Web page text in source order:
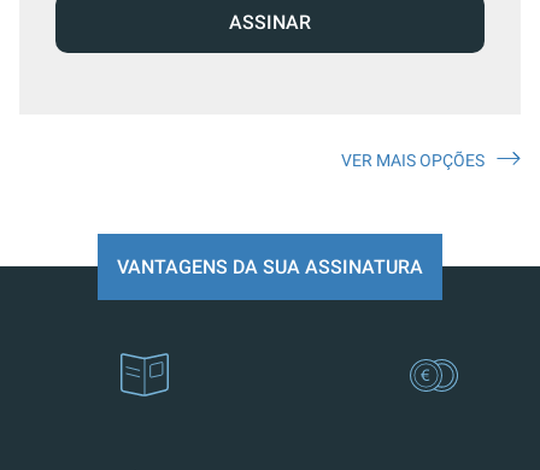
ASSINAR
VER MAIS OPÇÕES
VANTAGENS DA SUA ASSINATURA